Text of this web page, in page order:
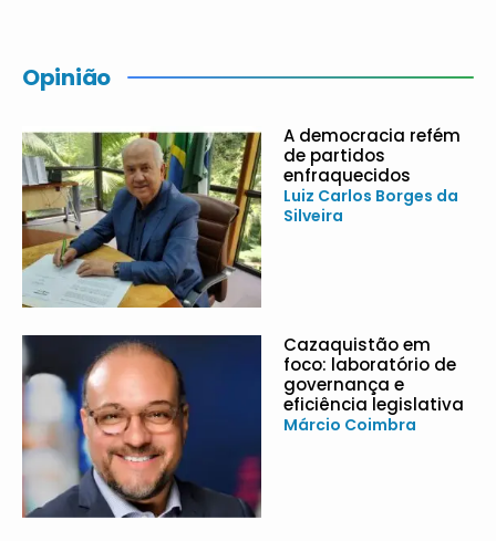
Opinião
A democracia refém
de partidos
enfraquecidos
Luiz Carlos Borges da
Silveira
Cazaquistão em
foco: laboratório de
governança e
eficiência legislativa
Márcio Coimbra